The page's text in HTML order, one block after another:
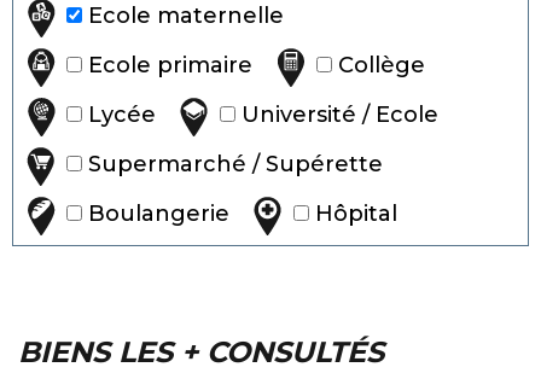
Ecole maternelle
Ecole primaire
Collège
Lycée
Université / Ecole
Supermarché / Supérette
Boulangerie
Hôpital
BIENS LES + CONSULTÉS